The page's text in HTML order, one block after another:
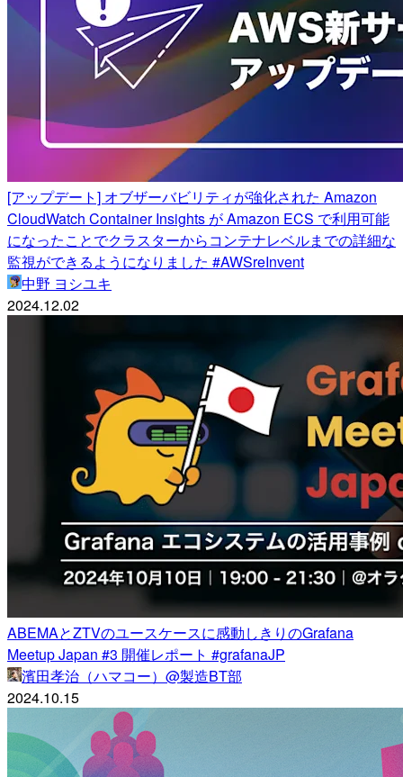
[アップデート] オブザーバビリティが強化された Amazon
CloudWatch Container Insights が Amazon ECS で利用可能
になったことでクラスターからコンテナレベルまでの詳細な
監視ができるようになりました #AWSreInvent
中野 ヨシユキ
2024.12.02
ABEMAとZTVのユースケースに感動しきりのGrafana
Meetup Japan #3 開催レポート #grafanaJP
濱田孝治（ハマコー）@製造BT部
2024.10.15